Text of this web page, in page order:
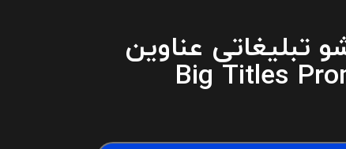
تبلیغاتی عناوین